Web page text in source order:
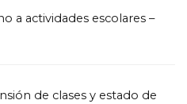
a actividades escolares –
de clases y estado de